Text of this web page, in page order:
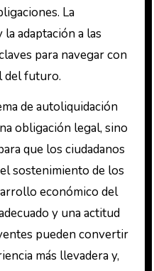
La
adaptación a las
para navegar con
del futuro.
de autoliquidación
obligación legal, sino
que los ciudadanos
sostenimiento de los
económico del
y una actitud
pueden convertir
más llevadera y,